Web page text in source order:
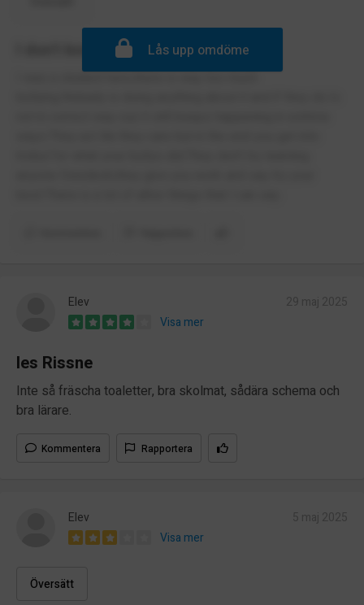
I was a student here,there is way too much
Lås upp omdöme
Elev
Visa mer
Ies Rissne
Inte så fräscha toaletter, bra skolmat, sådära schema och
bra lärare.
Kommentera Rapportera
Elev
Visa mer
Översätt